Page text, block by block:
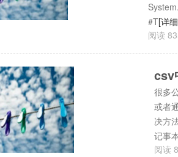
#T[详
阅读
csv
很多
或者
决方
记事
阅读